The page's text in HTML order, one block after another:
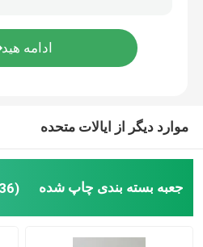
موارد دیگر از ایالات متحده
جعبه بسته بندی چاپ شده (36)